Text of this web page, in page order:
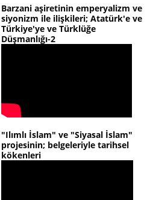
Barzani aşiretinin emperyalizm ve
siyonizm ile ilişkileri; Atatürk'e ve
Türkiye'ye ve Türklüğe
Düşmanlığı-2
"Ilımlı İslam" ve "Siyasal İslam"
projesinin; belgeleriyle tarihsel
kökenleri